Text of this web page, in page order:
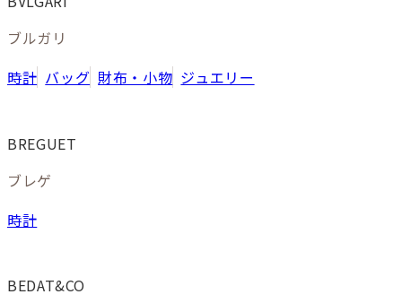
ブルガリ
時計 バッグ 財布・小物 ジュエリー
BREGUET
ブレゲ
時計
BEDAT&CO